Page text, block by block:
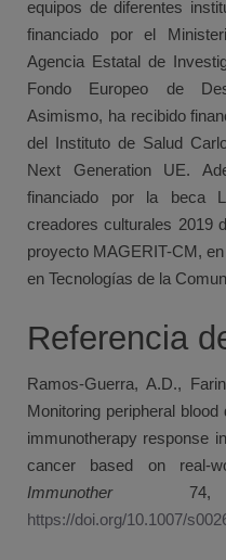
equipos de diferentes
financiado por el
Agencia Estatal de
Fondo Europeo de
Asimismo, ha recibido
del Instituto de Salud
Next Generation UE.
financiado por la beca
creadores culturales 2019
proyecto MAGERIT-CM,
en Tecnologías de la
Referencia
Ramos-Guerra, A.D.,
Monitoring peripheral
immunotherapy response
cancer based on real-
Immunother74,
https://doi.org/10.1007/